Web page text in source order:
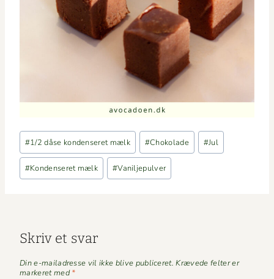
Indlæg-
tags:
#1/2 dåse kondenseret mælk #Chokolade #Jul
#Kondenseret mælk #Vaniljepulver
Skriv et svar
Din e-mailadresse vil ikke blive publiceret. Krævede felter er
markeret med*